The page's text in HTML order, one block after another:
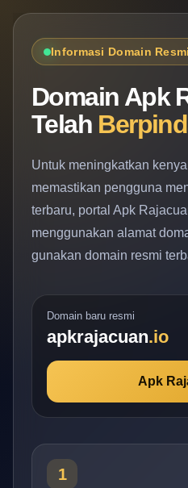
Informasi Domain Resmi
Domain Apk
Telah
Untuk meningkatkan
memastikan pengguna
terbaru, portal Apk
menggunakan alamat
gunakan domain resmi
Domain baru resmi
apkrajacuan.io
Apk
1